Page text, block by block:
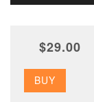
$29.00
BUY